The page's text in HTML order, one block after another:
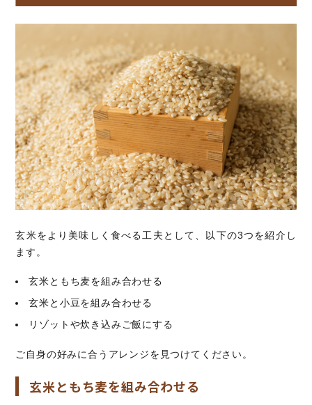
玄米をより美味しく食べる工夫として、以下の3つを紹介し
ます。
玄米ともち麦を組み合わせる
玄米と小豆を組み合わせる
リゾットや炊き込みご飯にする
ご自身の好みに合うアレンジを見つけてください。
玄米ともち麦を組み合わせる